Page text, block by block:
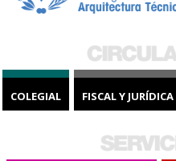
COLEGIAL FISCAL Y JURÍDICA